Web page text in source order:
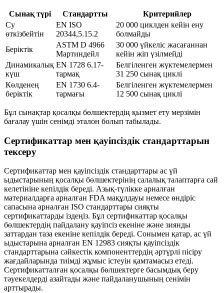
Сынақ түрі Стандартты
Критерийлер
Су
өткізбейтін
EN ISO
20344,5.15.2
20 000 циклден кейін ену
болмайды
Беріктік
ASTM D 4966
Мартиндейл
30 000 үйкеліс жасағаннан
кейін жіп үзілмейді
Динамикалық
күш
EN 1728 6.17-
тармақ
Белгіленген жүктемелермен
31 250 сынақ циклі
Көлденең
беріктік
EN 1730 6.4-
тармағы
Белгіленген жүктемелермен
12 500 сынақ циклі
Бұл сынақтар қосалқы бөлшектердің қызмет ету мерзімін
бағалау үшін сенімді эталон болып табылады.
Сертификаттар мен қауіпсіздік стандарттарын
тексеру
Сертификаттар мен қауіпсіздік стандарттары ас үй
ыдыстарының қосалқы бөлшектерінің салалық талаптарға сай
келетініне кепілдік береді. Азық-түлікке арналған
материалдарға арналған FDA мақұлдауы немесе өндіріс
сапасына арналған ISO стандарттары сияқты
сертификаттарды іздеңіз. Бұл сертификаттар қосалқы
бөлшектердің пайдалану қауіпсіз екеніне және зиянды
заттардан таза екеніне кепілдік береді. Сонымен қатар, ас үй
ыдыстарына арналған EN 12983 сияқты қауіпсіздік
стандарттарына сәйкестік компоненттердің әртүрлі пісіру
жағдайларында тиімді жұмыс істеуін қамтамасыз етеді.
Сертификатталған қосалқы бөлшектерге басымдық беру
тәуекелдерді азайтады және пайдаланушының сенімін
арттырады.